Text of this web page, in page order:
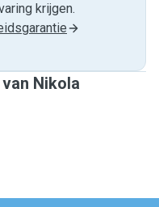
krijgen.
Nikola